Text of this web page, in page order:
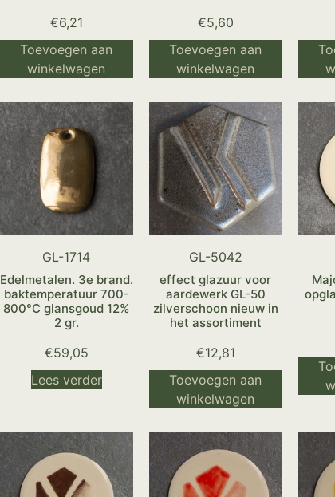
€6,21
Toevoegen aan
winkelwagen
€5,60
Toevoegen aan
winkelwagen
GL-1714
Edelmetalen. 3e brand.
baktemperatuur 700-
800°C glansgoud 12%
2 gr.
€59,05
Lees verder
GL-5042
effect glazuur voor
aardewerk GL-50
zilverschoon nieuw in
het assortiment
€12,81
Toevoegen aan
winkelwagen